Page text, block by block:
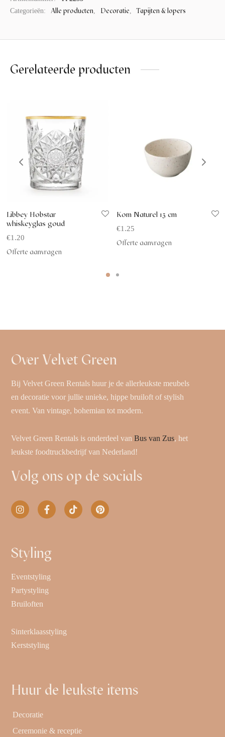
Categorieën:
Alle producten, Decoratie, Tapijten & lopers
Gerelateerde producten
Libbey Hobstar
whiskeyglas goud
€1.20
Offerte aanvragen
Kom Naturel 13 cm
€1.25
Offerte aanvragen
Over Velvet Green
Bij Velvet Green Rentals huur je de allerleukste meubels
en decoratie voor jullie unieke, hippe bruiloft of stylish
event. Van vintage, bohemian tot modern.
Velvet Green Rentals is onderdeel vanBus van Zus, het
leukste foodtruckbedrijf van Nederland!
Volg ons op de socials
Styling
Eventstyling
Partystyling
Bruiloften
Sinterklaasstyling
Kerststyling
Huur de leukste items
Decoratie
Ceremonie & receptie